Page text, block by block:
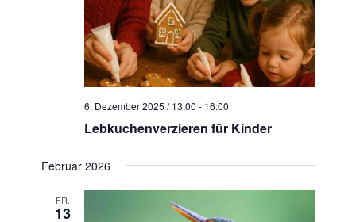
6. Dezember 2025 / 13:00 - 16:00
Lebkuchenverzieren für Kinder
Februar 2026
FR.
13